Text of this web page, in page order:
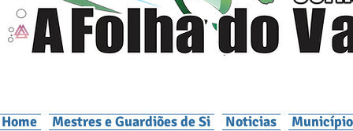
Home Mestres e Guardiões de Si Noticias